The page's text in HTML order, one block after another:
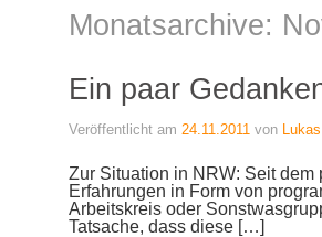
Monatsarchive:
Ein paar
Veröffentlicht am 24.11.2011 von
Zur Situation in NRW: Seit
Erfahrungen in Form von
Arbeitskreis oder
Tatsache, dass diese […]